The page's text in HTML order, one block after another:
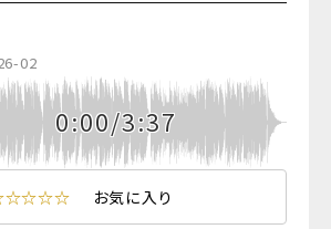
02
0:00/3:37
お気に入り